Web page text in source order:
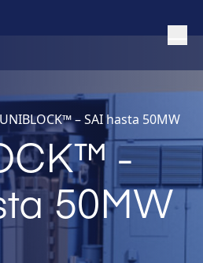
UNIBLOCK™ – SAI hasta 50MW
-
50MW